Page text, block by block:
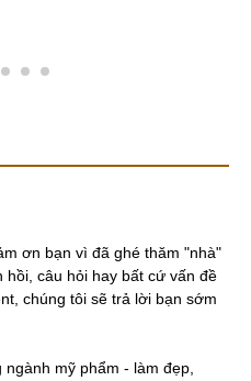
ơn bạn vì đã ghé thăm "nhà"
hồi, câu hỏi hay bất cứ vấn đề
chúng tôi sẽ trả lời bạn sớm
mỹ phẩm - làm đẹp,